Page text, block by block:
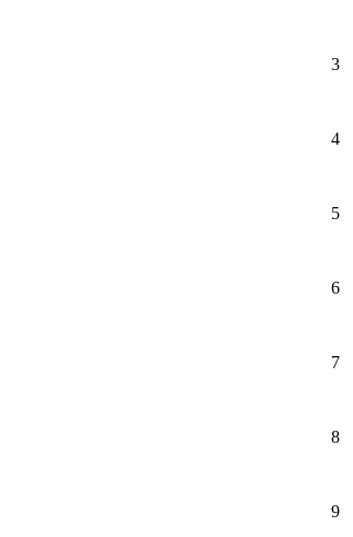
3
4
5
6
7
8
9